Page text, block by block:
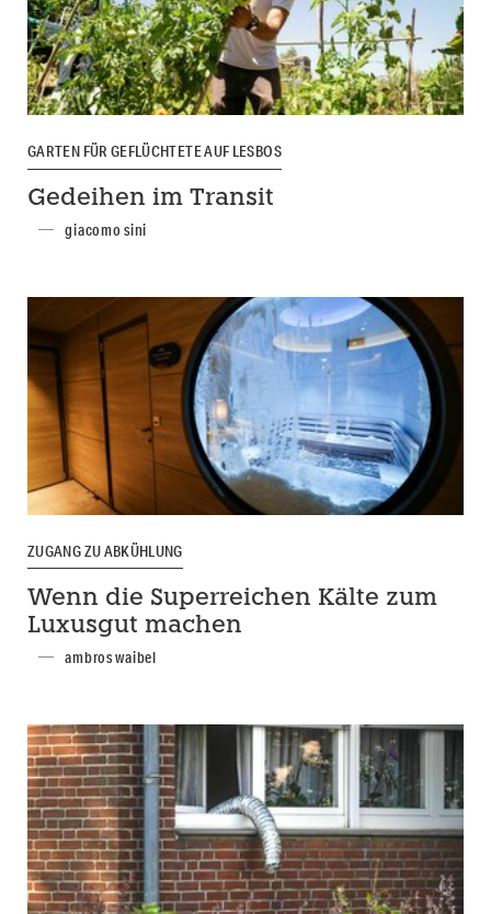
GARTEN FÜR GEFLÜCHTETE AUF LESBOS
Gedeihen im Transit
giacomo sini
ZUGANG ZU ABKÜHLUNG
Wenn die Superreichen Kälte zum
Luxusgut machen
ambros waibel